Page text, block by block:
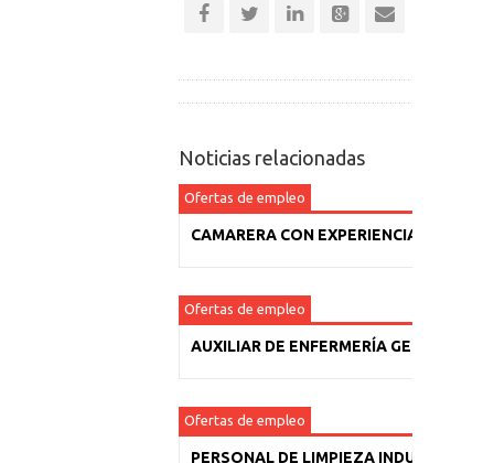
Noticias relacionadas
Ofertas de empleo
CAMARERA CON EXPERIENCIA
Ofertas de empleo
AUXILIAR DE ENFERMERÍA GERIÁTRICA
Ofertas de empleo
PERSONAL DE LIMPIEZA INDUSTRIAL